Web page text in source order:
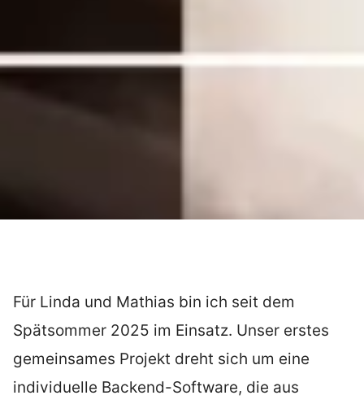
Für Linda und Mathias bin ich seit dem
Spätsommer 2025 im Einsatz. Unser erstes
gemeinsames Projekt dreht sich um eine
individuelle Backend-Software, die aus